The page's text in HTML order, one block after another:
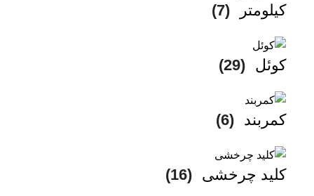
کیلومتر (7)
کوئل (29)
کمربند (6)
کلید چرخشی (16)